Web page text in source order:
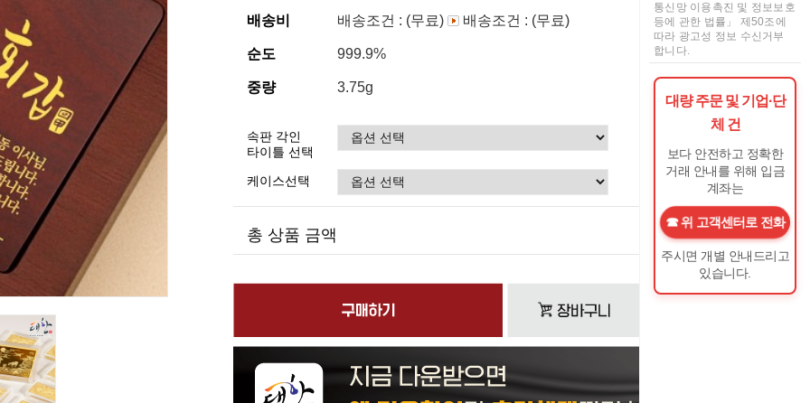
통신망 이용촉진 및 정보보호
등에 관한 법률」 제50조에
따라 광고성 정보 수신거부
합니다.
대량 주문 및 기업·단
체 건
보다 안전하고 정확한
거래 안내를 위해 입금
계좌는
위 고객센터로 전화
주시면 개별 안내드리고
있습니다.
배송비 배송조건 : (무료) 배송조건 : (무료)
순도 999.9%
중량 3.75g
속판 각인
타이틀 선택
케이스선택
총 상품 금액 0원